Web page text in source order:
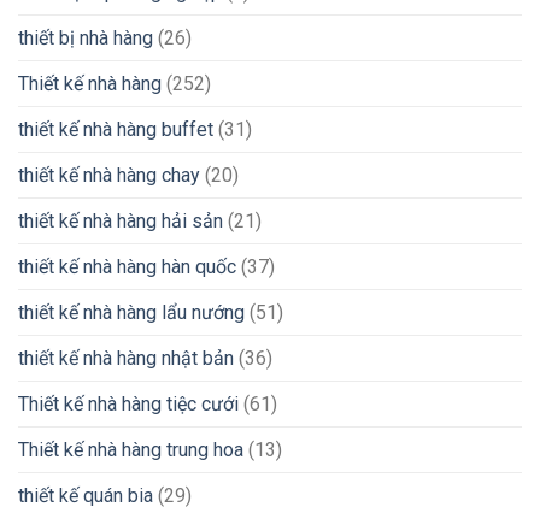
thiết bị nhà hàng (26)
Thiết kế nhà hàng (252)
thiết kế nhà hàng buffet (31)
thiết kế nhà hàng chay (20)
thiết kế nhà hàng hải sản (21)
thiết kế nhà hàng hàn quốc (37)
thiết kế nhà hàng lẩu nướng (51)
thiết kế nhà hàng nhật bản (36)
Thiết kế nhà hàng tiệc cưới (61)
Thiết kế nhà hàng trung hoa (13)
thiết kế quán bia (29)